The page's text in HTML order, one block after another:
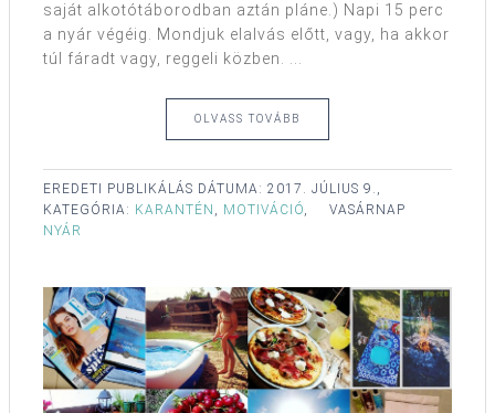
saját alkotótáborodban aztán pláne.) Napi 15 perc
a nyár végéig. Mondjuk elalvás előtt, vagy, ha akkor
túl fáradt vagy, reggeli közben. ...
OLVASS TOVÁBB
EREDETI PUBLIKÁLÁS DÁTUMA: 2017. JÚLIUS 9.,
VASÁRNAP
KATEGÓRIA: KARANTÉN , MOTIVÁCIÓ,
NYÁR